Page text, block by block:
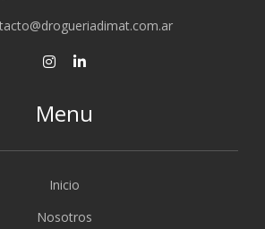
Menu
Inicio
Nosotros